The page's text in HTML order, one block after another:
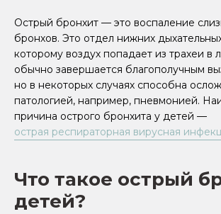
Острый бронхит — это воспаление
бронхов. Это отдел нижних
которому воздух попадает из трахеи в
обычно завершается благополучным
но в некоторых случаях способна
патологией, например, пневмонией.
причина острого бронхита у детей —
острая респираторная вирусная
Что такое острый
детей?